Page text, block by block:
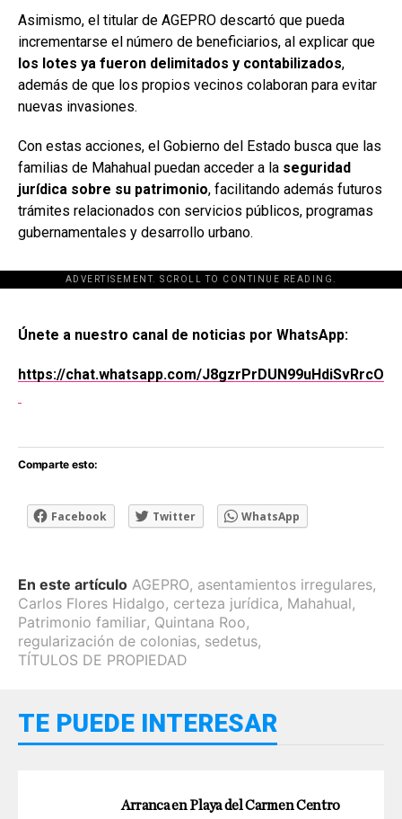
Asimismo, el titular de AGEPRO descartó que pueda
incrementarse el número de beneficiarios, al explicar que
los lotes ya fueron delimitados y contabilizados,
además de que los propios vecinos colaboran para evitar
nuevas invasiones.
Con estas acciones, el Gobierno del Estado busca que las
familias de Mahahual puedan acceder a la seguridad
jurídica sobre su patrimonio, facilitando además futuros
trámites relacionados con servicios públicos, programas
gubernamentales y desarrollo urbano.
ADVERTISEMENT. SCROLL TO CONTINUE READING.
[adsforwp id="243463"]
Únete a nuestro canal de noticias por WhatsApp:
https://chat.whatsapp.com/J8gzrPrDUN99uHdiSvRrcO
Comparte esto:
Facebook Twitter WhatsApp
En este artículo AGEPRO, asentamientos irregulares,
Carlos Flores Hidalgo, certeza jurídica, Mahahual,
Patrimonio familiar, Quintana Roo,
regularización de colonias, sedetus,
TÍTULOS DE PROPIEDAD
TE PUEDE INTERESAR
Arranca en Playa del Carmen Centro